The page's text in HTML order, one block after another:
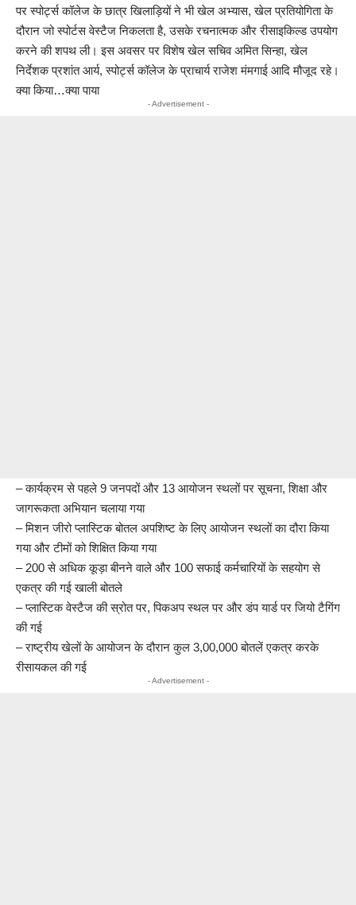
पर स्पोर्ट्स कॉलेज के छात्र खिलाड़ियों ने भी खेल अभ्यास, खेल प्रतियोगिता के
दौरान जो स्पोर्टस वेस्टैज निकलता है, उसके रचनात्मक और रीसाइकिल्ड उपयोग
करने की शपथ ली। इस अवसर पर विशेष खेल सचिव अमित सिन्हा, खेल
निर्देशक प्रशांत आर्य, स्पोर्ट्स कॉलेज के प्राचार्य राजेश मंमगाई आदि मौजूद रहे।
क्या किया…क्या पाया
- Advertisement -
– कार्यक्रम से पहले 9 जनपदों और 13 आयोजन स्थलों पर सूचना, शिक्षा और
जागरूकता अभियान चलाया गया
– ⁠मिशन जीरो प्लास्टिक बोतल अपशिष्ट के लिए आयोजन स्थलों का दौरा किया
गया और टीमों को शिक्षित किया गया
– 200 से अधिक कूड़ा बीनने वाले और 100 सफाई कर्मचारियों के सहयोग से
एकत्र की गई खाली बोतले
– प्लास्टिक वेस्टैज की स्रोत पर, पिकअप स्थल पर और डंप यार्ड पर जियो टैगिंग
की गई
– राष्ट्रीय खेलों के आयोजन के दौरान कुल 3,00,000 बोतलें एकत्र करके
रीसायकल की गई
- Advertisement -